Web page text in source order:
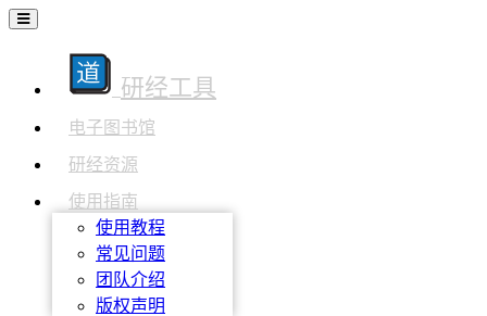
研经工具
电子图书馆
研经资源
使用指南
使用教程
常见问题
团队介绍
版权声明